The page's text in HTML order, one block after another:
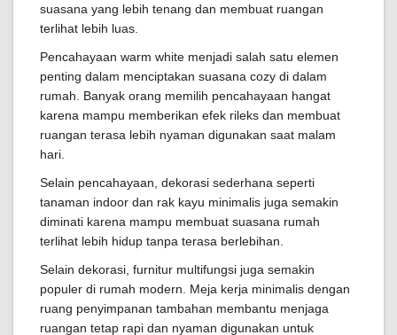
suasana yang lebih tenang dan membuat ruangan
terlihat lebih luas.
Pencahayaan warm white menjadi salah satu elemen
penting dalam menciptakan suasana cozy di dalam
rumah. Banyak orang memilih pencahayaan hangat
karena mampu memberikan efek rileks dan membuat
ruangan terasa lebih nyaman digunakan saat malam
hari.
Selain pencahayaan, dekorasi sederhana seperti
tanaman indoor dan rak kayu minimalis juga semakin
diminati karena mampu membuat suasana rumah
terlihat lebih hidup tanpa terasa berlebihan.
Selain dekorasi, furnitur multifungsi juga semakin
populer di rumah modern. Meja kerja minimalis dengan
ruang penyimpanan tambahan membantu menjaga
ruangan tetap rapi dan nyaman digunakan untuk